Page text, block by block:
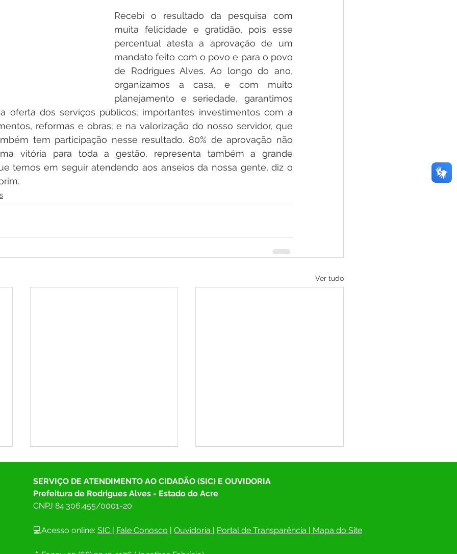
Recebi o resultado da pesquisa com
muita felicidade e gratidão, pois esse
percentual atesta a aprovação de um
mandato feito com o povo e para o povo
de Rodrigues Alves. Ao longo do ano,
organizamos a casa, e com muito
planejamento e seriedade, garantimos
oferta dos serviços públicos; importantes investimentos com a
reformas e obras; e na valorização do nosso servidor, que
tem participação nesse resultado. 80% de aprovação não
vitória para toda a gestão, representa também a grande
temos em seguir atendendo aos anseios da nossa gente, diz o
Ver tudo
SERVIÇO DE ATENDIMENTO AO CIDADÃO (SIC) E OUVIDORIA
Prefeitura de Rodrigues Alves - Estado do Acre
CNPJ 84.306.455/0001-20
💻Acesso online: SIC Fale Conosco Ouvidoria Portal de Transparência Mapa do Site